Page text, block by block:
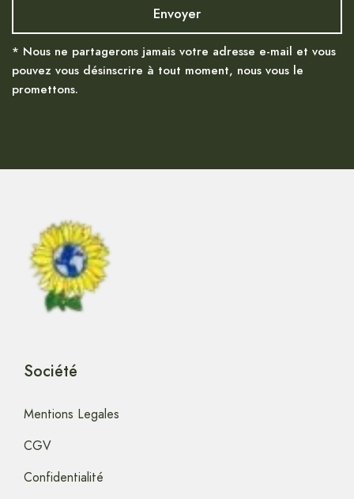
* Nous ne partagerons jamais votre adresse e-mail et vous
pouvez vous désinscrire à tout moment, nous vous le
promettons.
Société
Mentions Legales
CGV
Confidentialité